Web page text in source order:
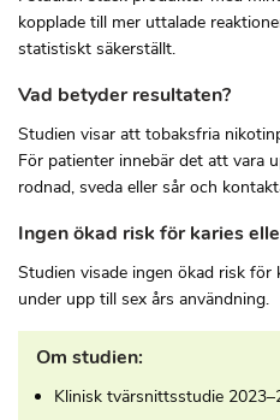
kopplade till mer uttalade
statistiskt säkerställt.
Vad betyder resultaten?
Studien visar att tobaksfria
För patienter innebär det att vara
rodnad, sveda eller sår och
Ingen ökad risk för karies
Studien visade ingen ökad risk för
under upp till sex års användning.
Om studien:
Klinisk tvärsnittsstudie